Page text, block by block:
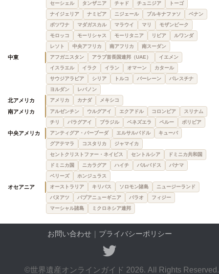
セーシェル
タンザニア チャド チュニジア
トーゴ
ナイジェリア
ナミビア ニジェール ブルキナファソ
ベナン
ボツワナ
マダガスカル マラウイ マリ
モザンビーク
モロッコ
モーリシャス モーリタニア リビア
ルワンダ
レソト
中央アフリカ 南アフリカ 南スーダン
中東 アフガニスタン アラブ首長国連邦（UAE）
イエメン
イスラエル
イラク イラン オマーン
カタール
サウジアラビア
シリア トルコ バーレーン
パレスチナ
ヨルダン
レバノン
北アメリカ アメリカ カナダ メキシコ
南アメリカ アルゼンチン ウルグアイ エクアドル コロンビア
スリナム
チリ
パラグアイ ブラジル ベネズエラ ペルー ボリビア
中央アメリカ アンティグア・バーブーダ エルサルバドル
キューバ
グアテマラ
コスタリカ
ジャマイカ
セントクリストファー・ネイビス
セントルシア
ドミニカ共和国
ドミニカ国
ニカラグア ハイチ バルバドス
パナマ
ベリーズ
ホンジュラス
オセアニア オーストラリア キリバス ソロモン諸島
ニュージーランド
バヌアツ
パプアニューギニア パラオ
フィジー
マーシャル諸島
ミクロネシア連邦
お問い合わせ｜ プライバシーポリシー
©世界遺産オンラインガイド 2026. All Rights Reserved.